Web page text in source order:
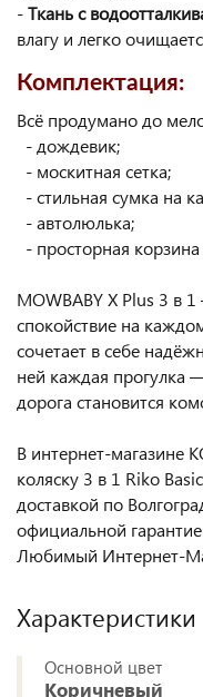
-Ткань с
влагу и легко
Комплектация:
Всё продумано до
- дождевик;
- москитная сетка;
- стильная сумка на
- автолюлька;
- просторная
MOWBABY X Plus 3 в
спокойствие на
сочетает в себе
ней каждая прогулка
дорога становится
В интернет-магазине
коляску 3 в 1 Riko
доставкой по
официальной
Любимый Интернет-
Характеристики
Основной цвет
Коричневый